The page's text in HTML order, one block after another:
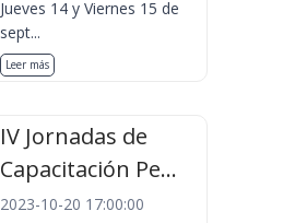
Jueves 14 y Viernes 15 de
sept...
Leer más
IV Jornadas de
Capacitación Pe...
2023-10-20 17:00:00